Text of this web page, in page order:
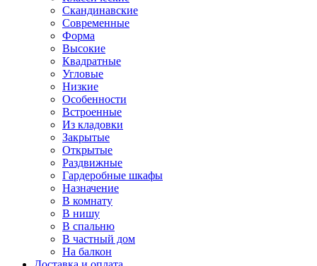
Скандинавские
Современные
Форма
Высокие
Квадратные
Угловые
Низкие
Особенности
Встроенные
Из кладовки
Закрытые
Открытые
Раздвижные
Гардеробные шкафы
Назначение
В комнату
В нишу
В спальню
В частный дом
На балкон